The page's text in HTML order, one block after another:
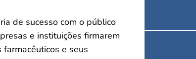
de sucesso com o público
e instituições firmarem
e seus